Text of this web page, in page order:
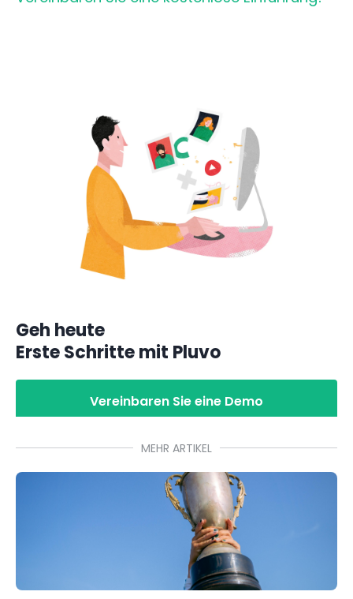
Geh heute
Erste Schritte mit Pluvo
Vereinbaren Sie eine Demo
MEHR ARTIKEL